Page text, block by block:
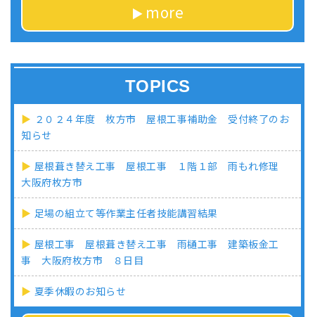
more
TOPICS
２０２４年度 枚方市 屋根工事補助金 受付終了のお
知らせ
屋根葺き替え工事 屋根工事 １階１部 雨もれ修理
大阪府枚方市
足場の組立て等作業主任者技能講習結果
屋根工事 屋根葺き替え工事 雨樋工事 建築板金工
事 大阪府枚方市 ８日目
夏季休暇のお知らせ